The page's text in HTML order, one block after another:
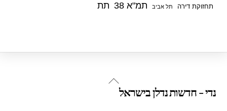
תחזוקת דירה
תל אביב תמ"א 38 תת
Back
נדי - חדשות נדלן בישראל